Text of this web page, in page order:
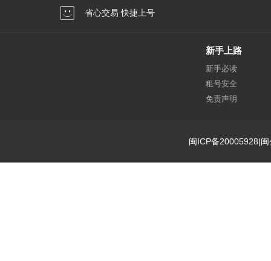
省心交易 快捷上号
新手上路
新手必读
租号安全
免责声明
闽ICP备20005928|